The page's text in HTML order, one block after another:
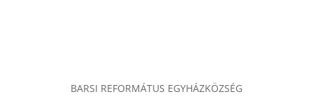
BARSI REFORMÁTUS EGYHÁZKÖZSÉG